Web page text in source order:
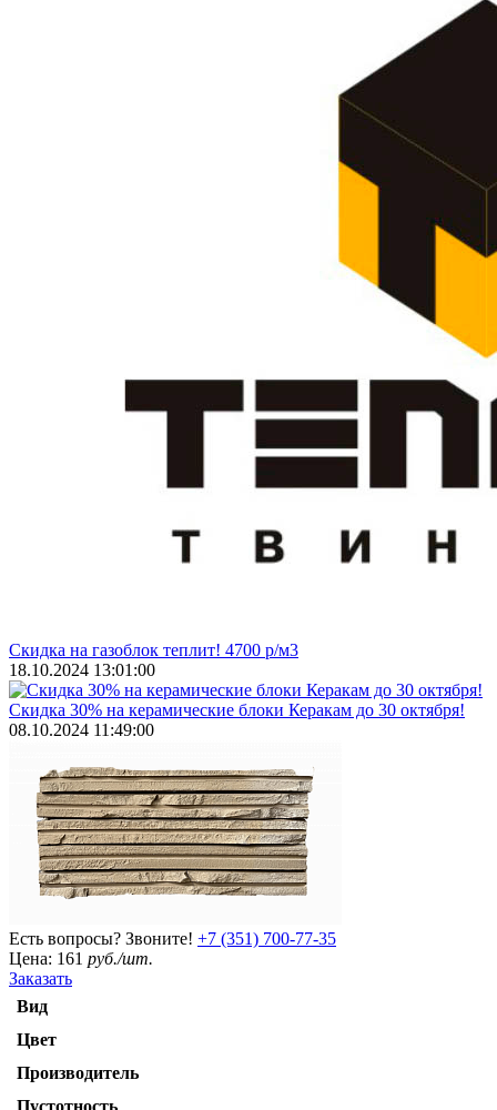
Скидка на газоблок теплит! 4700 р/м3
18.10.2024 13:01:00
Скидка 30% на керамические блоки Керакам до 30 октября!
08.10.2024 11:49:00
Есть вопросы? Звоните! +7 (351) 700-77-35
Цена: 161 руб./шт.
Заказать
Вид
Цвет
Производитель